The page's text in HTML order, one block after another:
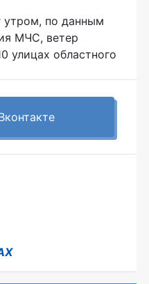
утром, по данным
МЧС, ветер
улицах областного